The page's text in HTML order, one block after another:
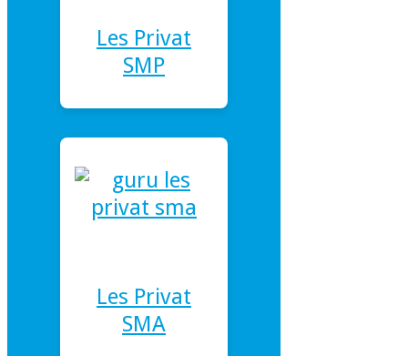
Les Privat
SMP
Les Privat
SMA